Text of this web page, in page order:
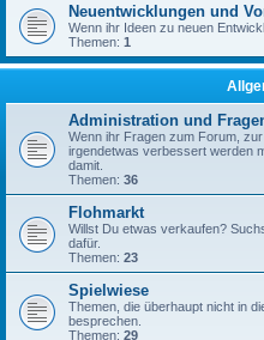
Neuentwicklungen und
Wenn ihr Ideen zu neuen
Themen: 1
Administration und
Wenn ihr Fragen zum Forum,
irgendetwas verbessert werden
damit.
Themen: 36
Flohmarkt
Willst Du etwas verkaufen?
dafür.
Themen: 23
Spielwiese
Themen, die überhaupt nicht in
besprechen.
Themen: 29